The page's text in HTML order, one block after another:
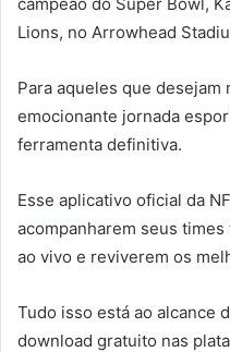
Lions, no Arrowhead
Para aqueles que
emocionante jornada
ferramenta definitiva.
Esse aplicativo oficial da
acompanharem seus
ao vivo e reviverem os
Tudo isso está ao alcance
download gratuito nas